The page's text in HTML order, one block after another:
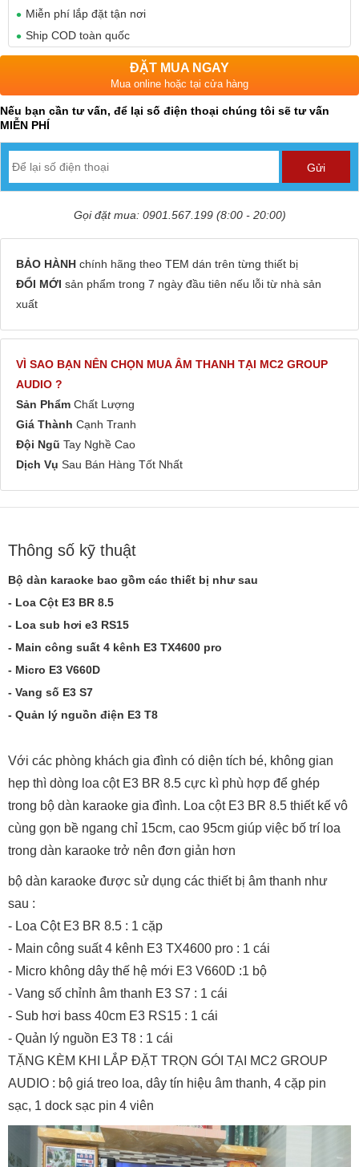
Miễn phí lắp đặt tận nơi
Ship COD toàn quốc
ĐẶT MUA NGAY
Mua online hoặc tại cửa hàng
Nếu bạn cần tư vấn, để lại số điện thoại chúng tôi sẽ tư vấn
MIỄN PHÍ
Gọi đặt mua: 0901.567.199 (8:00 - 20:00)
BẢO HÀNH chính hãng theo TEM dán trên từng thiết bị
ĐỔI MỚI sản phẩm trong 7 ngày đầu tiên nếu lỗi từ nhà sản
xuất
VÌ SAO BẠN NÊN CHỌN MUA ÂM THANH TẠI MC2 GROUP
AUDIO ?
Sản Phẩm Chất Lượng
Giá Thành Cạnh Tranh
Đội Ngũ Tay Nghề Cao
Dịch Vụ Sau Bán Hàng Tốt Nhất
Thông số kỹ thuật
Bộ dàn karaoke bao gồm các thiết bị như sau
- Loa Cột E3 BR 8.5
- Loa sub hơi e3 RS15
- Main công suất 4 kênh E3 TX4600 pro
- Micro E3 V660D
- Vang số E3 S7
- Quản lý nguồn điện E3 T8
Với các phòng khách gia đình có diện tích bé, không gian
hẹp thì dòng loa cột E3 BR 8.5 cực kì phù hợp để ghép
trong bộ dàn karaoke gia đình. Loa cột E3 BR 8.5 thiết kế vô
cùng gọn bề ngang chỉ 15cm, cao 95cm giúp việc bố trí loa
trong dàn karaoke trở nên đơn giản hơn
bộ dàn karaoke được sử dụng các thiết bị âm thanh như
sau :
- Loa Cột E3 BR 8.5 : 1 cặp
- Main công suất 4 kênh E3 TX4600 pro : 1 cái
- Micro không dây thế hệ mới E3 V660D :1 bộ
- Vang số chỉnh âm thanh E3 S7 : 1 cái
- Sub hơi bass 40cm E3 RS15 : 1 cái
- Quản lý nguồn E3 T8 : 1 cái
TẶNG KÈM KHI LẮP ĐẶT TRỌN GÓI TẠI MC2 GROUP
AUDIO : bộ giá treo loa, dây tín hiệu âm thanh, 4 cặp pin
sạc, 1 dock sạc pin 4 viên